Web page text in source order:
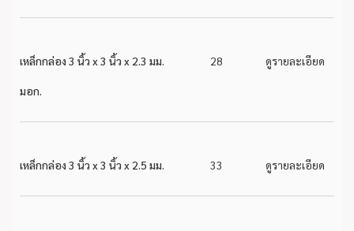
เหล็กกล่อง 3 นิ้ว x 3 นิ้ว x 2.3 มม.
มอก.
28 ดูรายละเอียด
เหล็กกล่อง 3 นิ้ว x 3 นิ้ว x 2.5 มม. 33 ดูรายละเอียด